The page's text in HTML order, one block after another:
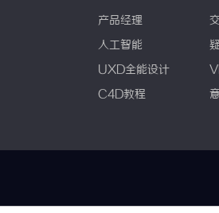
产品经理
人工智能
UXD全能设计
C4D教程